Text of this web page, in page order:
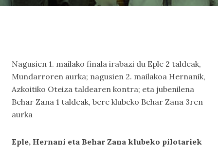
Nagusien 1. mailako finala irabazi du Eple 2 taldeak,
Mundarroren aurka; nagusien 2. mailakoa Hernanik,
Azkoitiko Oteiza taldearen kontra; eta jubenilena
Behar Zana 1 taldeak, bere klubeko Behar Zana 3ren
aurka
Eple, Hernani eta Behar Zana klubeko pilotariek